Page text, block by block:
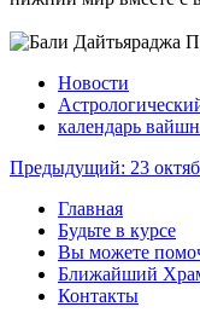
Новости
календарь
Предыдущий: 23
Главная
Будьте в курсе
Вы можете
Ближайший
Контакты